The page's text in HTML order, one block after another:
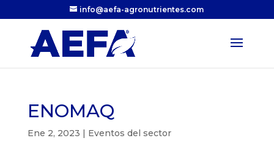
info@aefa-agronutrientes.com
ENOMAQ
Ene 2, 2023 | Eventos del sector